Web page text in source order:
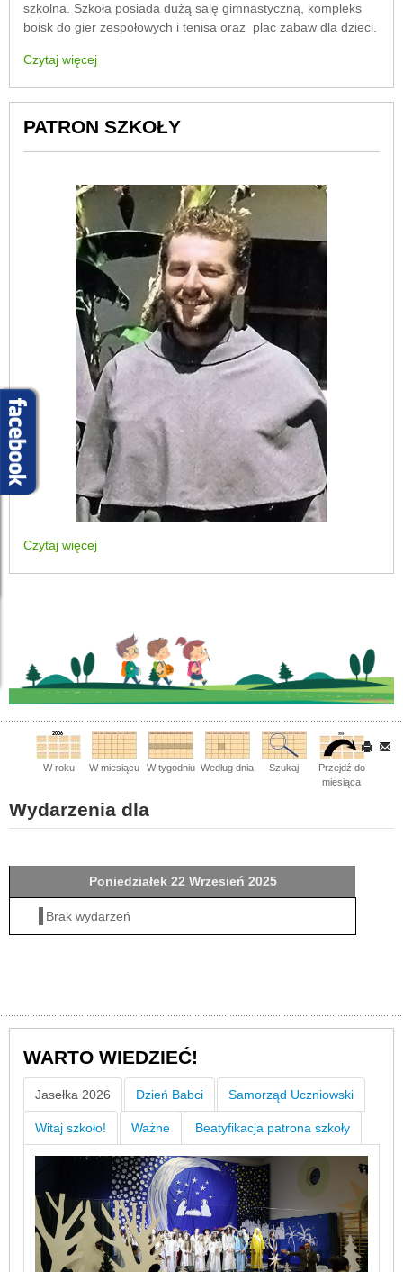
szkolna. Szkoła posiada dużą salę gimnastyczną, kompleks
boisk do gier zespołowych i tenisa oraz plac zabaw dla dzieci.
Czytaj więcej
PATRON SZKOŁY
Czytaj więcej
W roku W miesiącu W tygodniu Według dnia Szukaj
Przejdź do
miesiąca
Wydarzenia dla
Poniedziałek 22 Wrzesień 2025
Brak wydarzeń
WARTO WIEDZIEĆ!
Jasełka 2026 Dzień Babci Samorząd Uczniowski
Witaj szkoło! Ważne Beatyfikacja patrona szkoły